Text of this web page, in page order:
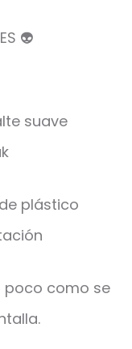
👽
suave
plástico
poco como se